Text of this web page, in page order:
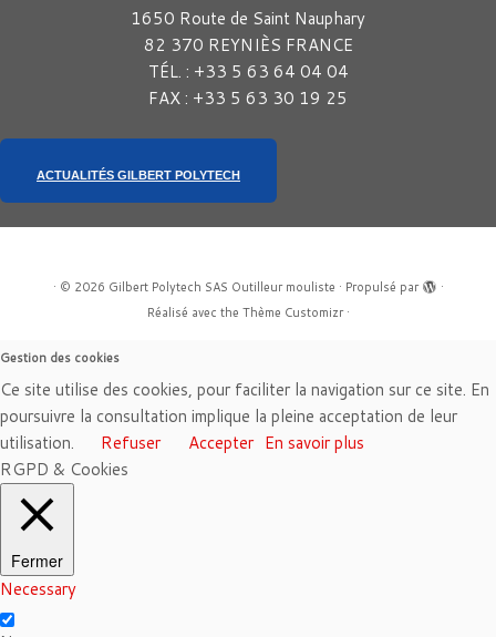
1650 Route de Saint Nauphary
82 370 REYNIÈS FRANCE
TÉL. : +33 5 63 64 04 04
FAX : +33 5 63 30 19 25
ACTUALITÉS GILBERT POLYTECH
· © 2026 Gilbert Polytech SAS Outilleur mouliste · Propulsé par
·
Réalisé avec the Thème Customizr·
Gestion des cookies
Ce site utilise des cookies, pour faciliter la navigation sur ce site. En
poursuivre la consultation implique la pleine acceptation de leur
utilisation.
Refuser Accepter En savoir plus
RGPD & Cookies
Fermer
Necessary